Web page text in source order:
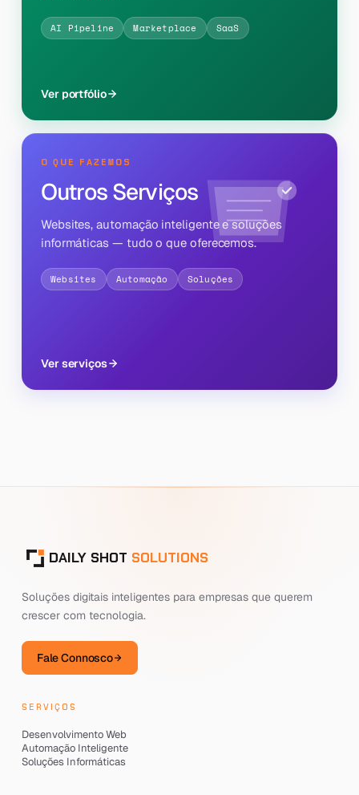
AI Pipeline Marketplace SaaS
Ver portfólio
O QUE FAZEMOS
Outros Serviços
Websites, automação inteligente e soluções
informáticas — tudo o que oferecemos.
Websites Automação Soluções
Ver serviços
DAILY SHOT SOLUTIONS
Soluções digitais inteligentes para empresas que querem
crescer com tecnologia.
Fale Connosco
SERVIÇOS
Desenvolvimento Web
Automação Inteligente
Soluções Informáticas